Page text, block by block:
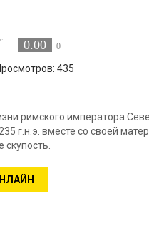
0.00 0
435
римского императора
г.н.э. вместе со своей